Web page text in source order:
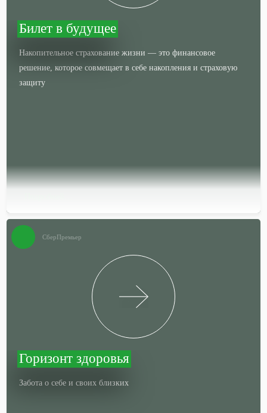
Билет в будущее
Накопительное страхование жизни — это финансовое
решение, которое совмещает в себе накопления и страховую
защиту
Горизонт здоровья
Забота о себе и своих близких
СберПремьер